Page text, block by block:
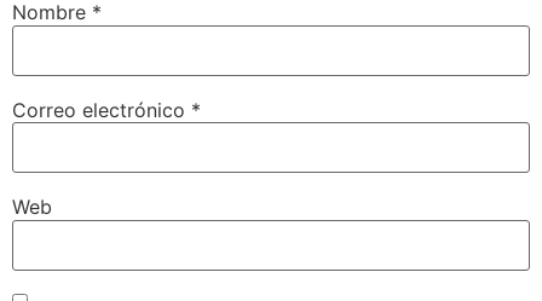
Nombre *
Correo electrónico *
Web